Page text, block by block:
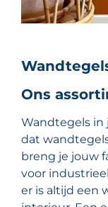
Ons
Wandtegels in
dat
breng je jouw
voor
er is altijd een